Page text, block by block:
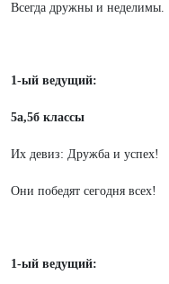
Всегда дружны и неделимы.
1-ый ведущий:
5а,5б классы
Их девиз: Дружба и успех!
Они победят сегодня всех!
1-ый ведущий: